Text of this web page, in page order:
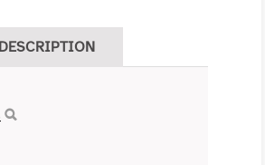
DESCRIPTION